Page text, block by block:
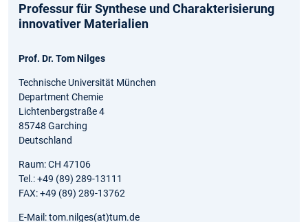
Professur für Synthese und Charakterisierung
innovativer Materialien
Prof. Dr. Tom Nilges
Technische Universität München
Department Chemie
Lichtenbergstraße 4
85748 Garching
Deutschland
Raum: CH 47106
Tel.: +49 (89) 289-13111
FAX: +49 (89) 289-13762
E-Mail: tom.nilges(at)tum.de